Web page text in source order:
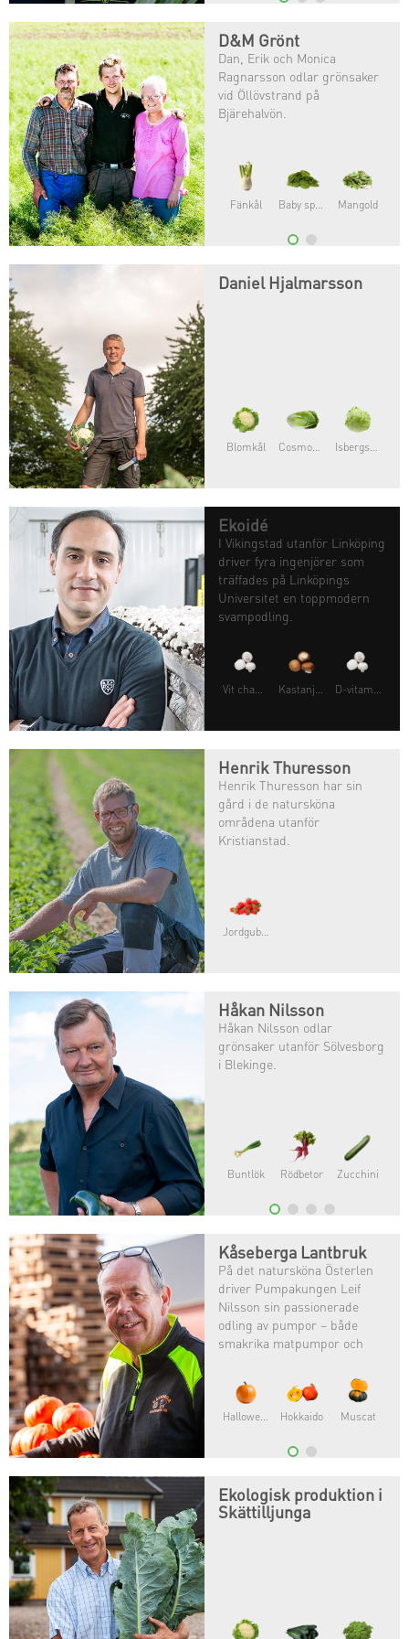
D&M Grönt
Dan, Erik och Monica
Ragnarsson odlar grönsaker
vid Öllövstrand på
Bjärehalvön.
Maché
Daniel Hjalmarsson
Blomkål Cosmopolitan® Isbergsallat
Ekoidé
I Vikingstad utanför Linköping
driver fyra ingenjörer som
träffades på Linköpings
Universitet en toppmodern
svampodling.
Vit champinjon Kastanjechampinjon D-vitaminsvamp
Henrik Thuresson
Henrik Thuresson har sin
gård i de natursköna
områdena utanför
Kristianstad.
Jordgubbar
Håkan Nilsson
Håkan Nilsson odlar
grönsaker utanför Sölvesborg
i Blekinge.
Blomkål Purjolök Bellaverde®
Kåseberga Lantbruk
På det natursköna Österlen
driver Pumpakungen Leif
Nilsson sin passionerade
odling av pumpor – både
smakrika matpumpor och
Butternut Delica
Ekologisk produktion i
Skättilljunga